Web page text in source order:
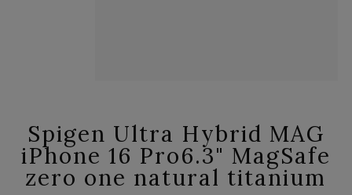
Spigen Ultra Hybrid MAG
iPhone 16 Pro6.3" MagSafe
zero one natural titanium